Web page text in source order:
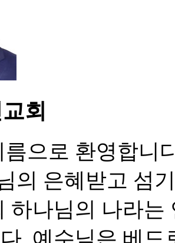
회
름으로 환영합니
의 은혜받고 섬
하나님의 나라